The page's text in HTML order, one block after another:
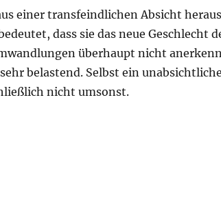
einer transfeindlichen Absicht
dass sie das neue Geschlecht
überhaupt nicht
belastend. Selbst ein
nicht umsonst.